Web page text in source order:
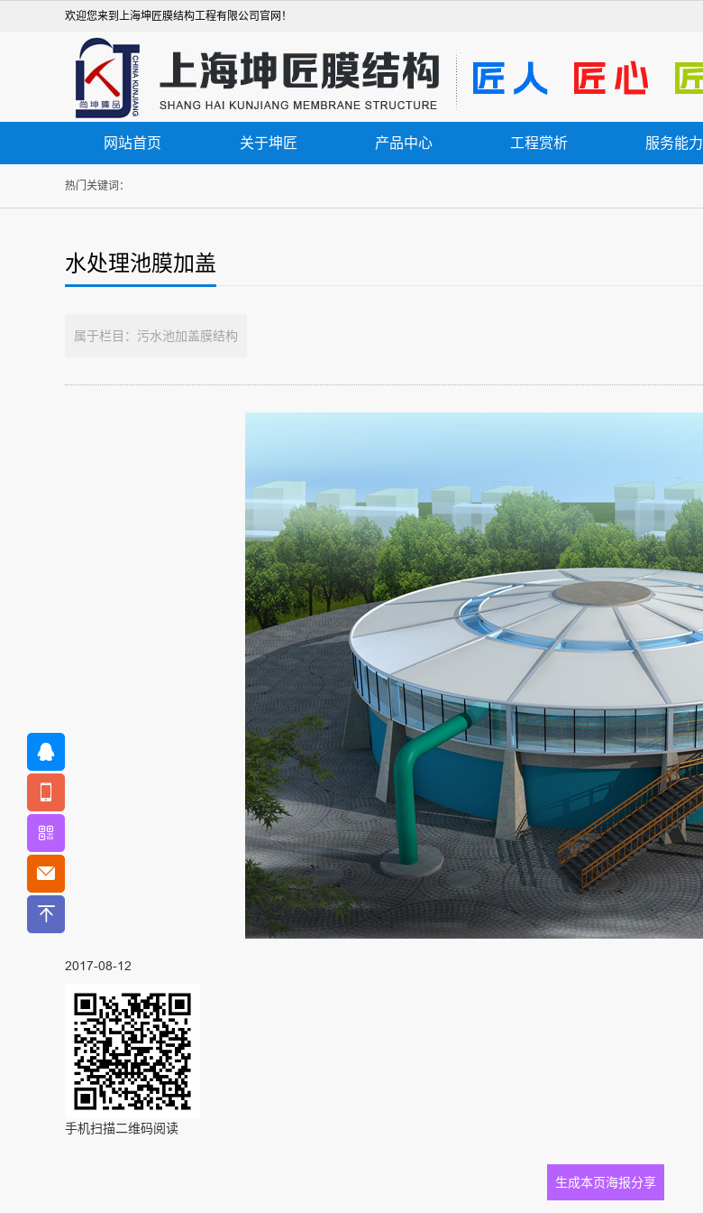
欢迎您来到上海坤匠膜结构工程有限公司官网！
网站首页 关于坤匠 产品中心 工程赏析 服务能力
热门关键词：
水处理池膜加盖
属于栏目：污水池加盖膜结构
2017-08-12
手机扫描二维码阅读
生成本页海报分享